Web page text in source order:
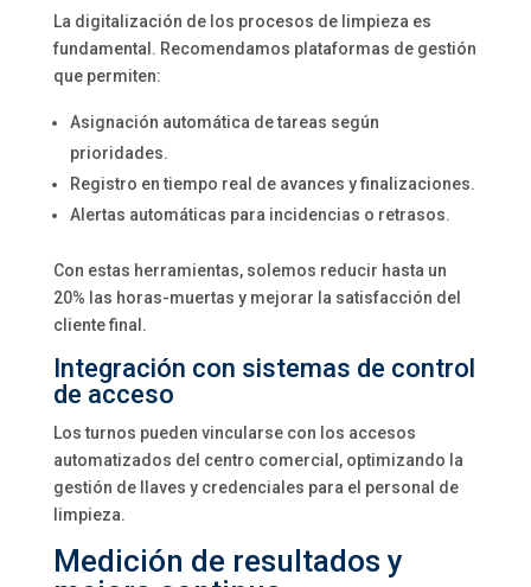
La digitalización de los procesos de limpieza es
fundamental. Recomendamos plataformas de gestión
que permiten:
Asignación automática de tareas según
prioridades.
Registro en tiempo real de avances y finalizaciones.
Alertas automáticas para incidencias o retrasos.
Con estas herramientas, solemos reducir hasta un
20% las horas-muertas y mejorar la satisfacción del
cliente final.
Integración con sistemas de control
de acceso
Los turnos pueden vincularse con los accesos
automatizados del centro comercial, optimizando la
gestión de llaves y credenciales para el personal de
limpieza.
Medición de resultados y